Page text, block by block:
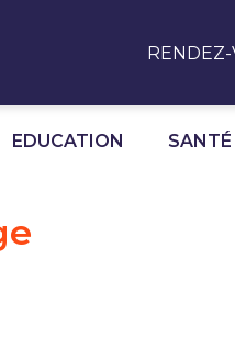
EDUCATION SANTÉ